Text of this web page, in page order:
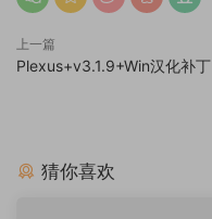
上一篇
Plexus+v3.1.9+Win汉化补丁
猜你喜欢